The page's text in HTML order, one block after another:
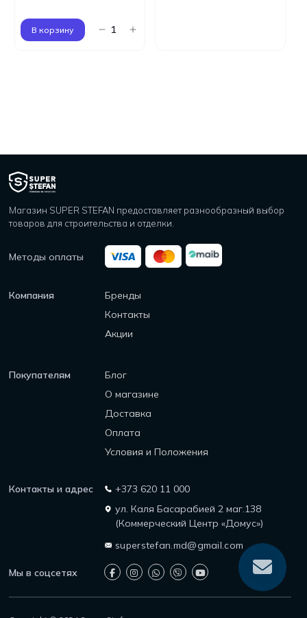
В корзину
Магазин SUPER STEFAN предоставляет разнообразный выбор
товаров для строительства и отделки.
Методы оплаты
Компания
Бренды
Контакты
Акции
Покупателям
Блог
О магазине
Доставка
Оплата
Условия и Положения
Контакты и адрес
+373 620 11 000
ул. Каля Басарабией 2 маг.138
(Коммерческий Центр «Домус»)
superstefan.md@gmail.com
Мы в соцсетях